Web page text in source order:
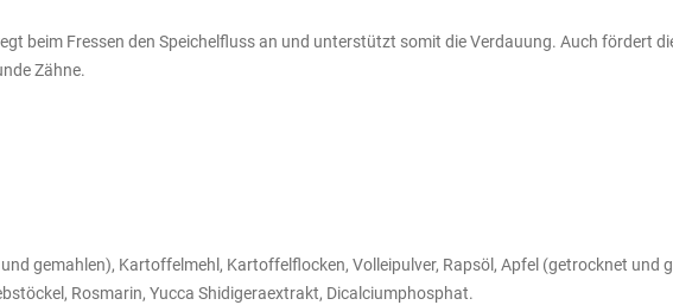
beim Fressen den Speichelfluss an und unterstützt somit die Verdauung. Auch fördert
Zähne.
gemahlen), Kartoffelmehl, Kartoffelflocken, Volleipulver, Rapsöl, Apfel (getrocknet und
Rosmarin, Yucca Shidigeraextrakt, Dicalciumphosphat.